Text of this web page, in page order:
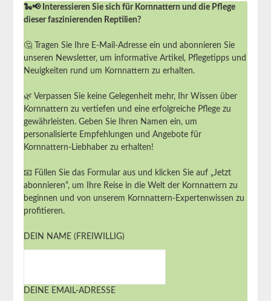
🐍📢 Interessieren Sie sich für Kornnattern und die Pflege
dieser faszinierenden Reptilien?
🤔 Tragen Sie Ihre E-Mail-Adresse ein und abonnieren Sie
unseren Newsletter, um informative Artikel, Pflegetipps und
Neuigkeiten rund um Kornnattern zu erhalten.
🌿 Verpassen Sie keine Gelegenheit mehr, Ihr Wissen über
Kornnattern zu vertiefen und eine erfolgreiche Pflege zu
gewährleisten. Geben Sie Ihren Namen ein, um
personalisierte Empfehlungen und Angebote für
Kornnattern-Liebhaber zu erhalten!
📧 Füllen Sie das Formular aus und klicken Sie auf „Jetzt
abonnieren“, um Ihre Reise in die Welt der Kornnattern zu
beginnen und von unserem Kornnattern-Expertenwissen zu
profitieren.
DEIN NAME (FREIWILLIG)
DEINE EMAIL-ADRESSE